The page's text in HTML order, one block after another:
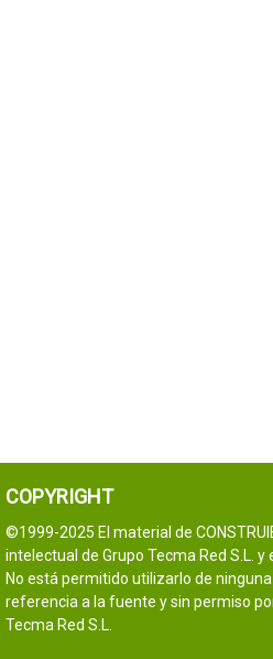
COPYRIGHT
©1999-2025 El material de
intelectual de Grupo Tecma Red S.L. y
No está permitido utilizarlo de
referencia a la fuente y sin permiso
Tecma Red S.L.